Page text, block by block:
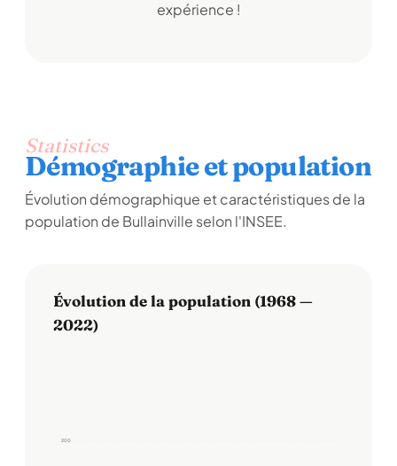
expérience !
Statistics
Démographie et population
Évolution démographique et caractéristiques de la
population de Bullainville selon l'INSEE.
Évolution de la population (1968 —
2022)
200